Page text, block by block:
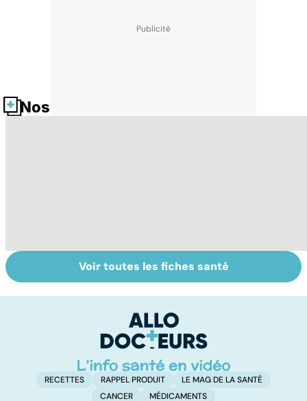
Nos fiches santé
HPV : tout savoir
sur les
Faire du sport à
domicile, c'est
Voir toutes les fiches santé
RECETTES RAPPEL PRODUIT
LE MAG DE LA SANTÉ
CANCER
MÉDICAMENTS